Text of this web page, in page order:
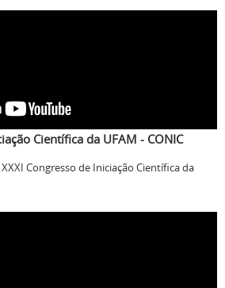
Científica da UFAM - CONIC
Congresso de Iniciação Científica da